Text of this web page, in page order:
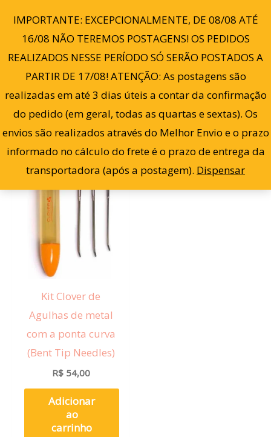
IMPORTANTE: EXCEPCIONALMENTE, DE 08/08 ATÉ
16/08 NÃO TEREMOS POSTAGENS! OS PEDIDOS
REALIZADOS NESSE PERÍODO SÓ SERÃO POSTADOS A
PARTIR DE 17/08! ATENÇÃO: As postagens são
realizadas em até 3 dias úteis a contar da confirmação
do pedido (em geral, todas as quartas e sextas). Os
envios são realizados através do Melhor Envio e o prazo
informado no cálculo do frete é o prazo de entrega da
transportadora (após a postagem). Dispensar
para
conteúdo
0
Filter Exibindo um único resultado
Kit Clover de
Agulhas de metal
com a ponta curva
(Bent Tip Needles)
R$54,00
Adicionar
ao
carrinho